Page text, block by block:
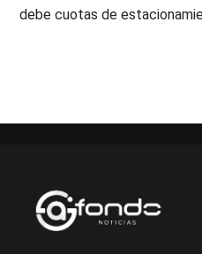
debe cuotas de